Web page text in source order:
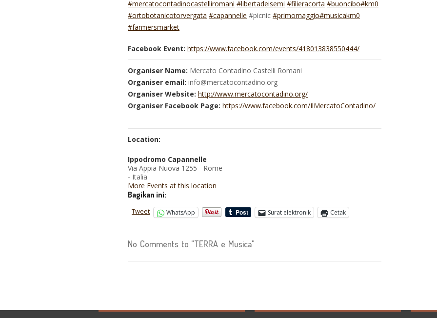
#mercatocontadinocastelliromani #libertadeisemi #filieracorta #buoncibo#km0
#ortobotanicotorvergata #capannelle #picnic #primomaggio#musicakm0
#farmersmarket
Facebook Event: https://www.facebook.com/events/418013838550444/
Organiser Name: Mercato Contadino Castelli Romani
Organiser email: info@mercatocontadino.org
Organiser Website: http://www.mercatocontadino.org/
Organiser Facebook Page: https://www.facebook.com/IlMercatoContadino/
Location:
Ippodromo Capannelle
Via Appia Nuova 1255 - Rome
- Italia
More Events at this location
Bagikan ini:
Tweet WhatsApp Surat elektronik Cetak
No Comments to "TERRA e Musica"